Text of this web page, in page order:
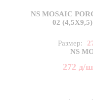
NS MOSAIC
02
Размер:
NS
272 д/